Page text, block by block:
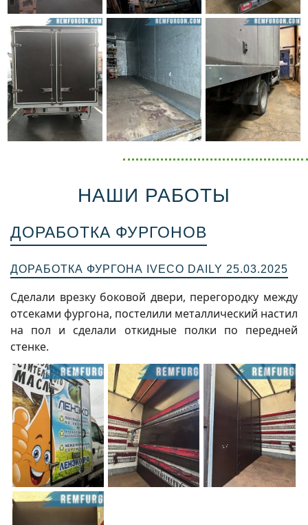
НАШИ РАБОТЫ
ДОРАБОТКА ФУРГОНОВ
ДОРАБОТКА ФУРГОНА IVECO DAILY 25.03.2025
Сделали врезку боковой двери, перегородку между
отсеками фургона, постелили металлический настил
на пол и сделали откидные полки по передней
стенке.